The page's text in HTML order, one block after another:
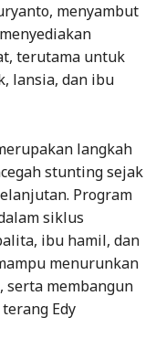
menyambut
terutama untuk
lansia, dan ibu
langkah
stunting sejak
Program
siklus
ibu hamil, dan
menurunkan
serta membangun
Edy